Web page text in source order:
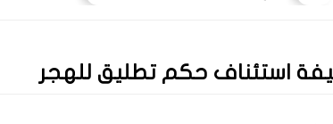
استئناف حكم تطليق للهجر